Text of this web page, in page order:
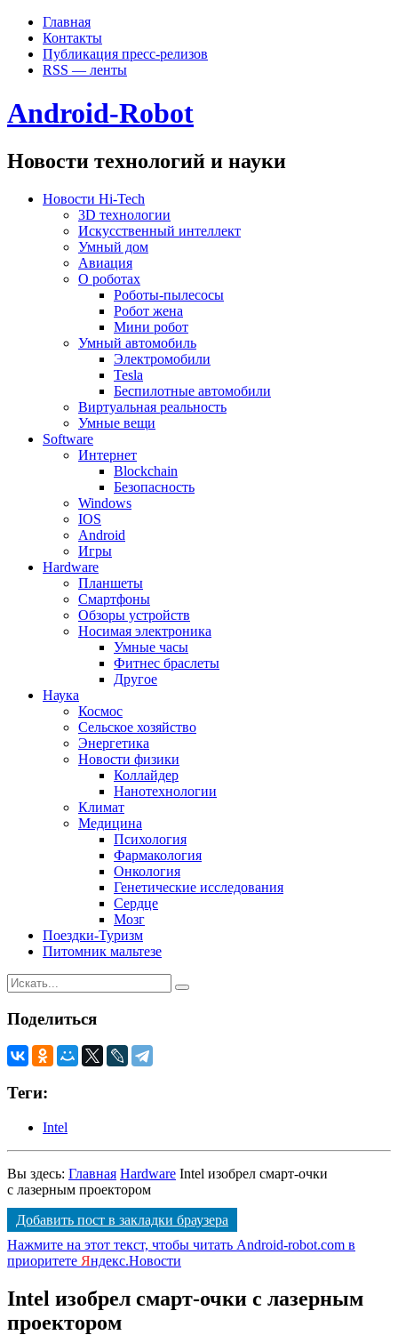
Главная
Контакты
Публикация пресс-релизов
RSS — ленты
Android-Robot
Новости технологий и науки
Новости Hi-Tech
3D технологии
Искусственный интеллект
Умный дом
Авиация
О роботах
Роботы-пылесосы
Робот жена
Мини робот
Умный автомобиль
Электромобили
Tesla
Беспилотные автомобили
Виртуальная реальность
Умные вещи
Software
Интернет
Blockchain
Безопасность
Windows
IOS
Android
Игры
Hardware
Планшеты
Смартфоны
Обзоры устройств
Носимая электроника
Умные часы
Фитнес браслеты
Другое
Наука
Космос
Сельское хозяйство
Энергетика
Новости физики
Коллайдер
Нанотехнологии
Климат
Медицина
Психология
Фармакология
Онкология
Генетические исследования
Сердце
Мозг
Поездки-Туризм
Питомник мальтезе
Поделиться
Теги:
Intel
Вы здесь: Главная Hardware Intel изобрел смарт-очки
с лазерным проектором
Добавить пост в закладки браузера
Нажмите на этот текст, чтобы читать Android-robot.com в
приоритете Яндекс.Новости
Intel изобрел смарт-очки с лазерным
проектором